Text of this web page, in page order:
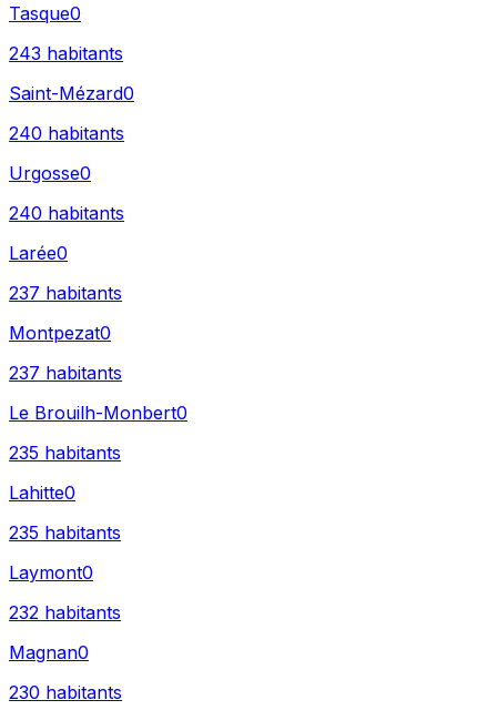
Tasque0
243 habitants
Saint-Mézard0
240 habitants
Urgosse0
240 habitants
Larée0
237 habitants
Montpezat0
237 habitants
Le Brouilh-Monbert0
235 habitants
Lahitte0
235 habitants
Laymont0
232 habitants
Magnan0
230 habitants